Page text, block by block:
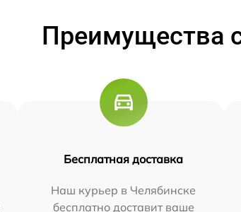
Преимущества
Бесплатная доставка
Наш курьер в Челябинске
бесплатно доставит ваше